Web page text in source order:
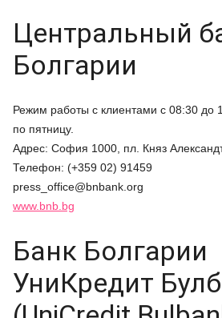
Центральный
Болгарии
Режим работы с клиентами с 08:30 до
по пятницу.
Адрес: София 1000, пл. Княз
Телефон: (+359 02) 91459
press_office@bnbank.org
www.bnb.bg
Банк Болгарии
УниКредит